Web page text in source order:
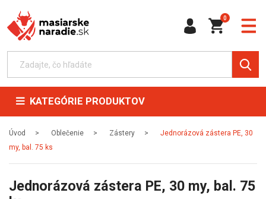
0
KATEGÓRIE PRODUKTOV
Úvod Oblečenie Zástery
Jednorázová zástera PE, 30
my, bal. 75 ks
Jednorázová zástera PE, 30 my, bal. 75